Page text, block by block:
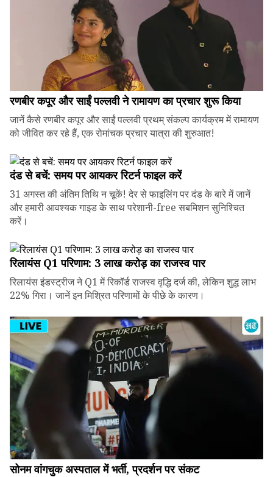
रणबीर कपूर और साईं पल्लवी ने रामायण का प्रचार शुरू किया
जानें कैसे रणबीर कपूर और साईं पल्लवी प्रथम् संकल्प कार्यक्रम में रामायण
को जीवित कर रहे हैं, एक रोमांचक प्रचार यात्रा की शुरुआत!
दंड से बचें: समय पर आयकर रिटर्न फाइल करें
31 अगस्त की अंतिम तिथि न चूकें! देर से फाइलिंग पर दंड के बारे में जानें
और हमारी आवश्यक गाइड के साथ परेशानी-free सबमिशन सुनिश्चित
करें।
रिलायंस Q1 परिणाम: ₹3 लाख करोड़ का राजस्व पार
रिलायंस इंडस्ट्रीज ने Q1 में रिकॉर्ड राजस्व वृद्धि दर्ज की, लेकिन शुद्ध लाभ
22% गिरा। जानें इन मिश्रित परिणामों के पीछे के कारण।
सोनम वांगचुक अस्पताल में भर्ती, प्रदर्शन पर संकट